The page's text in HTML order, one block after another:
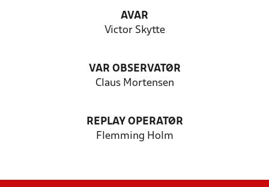
AVAR
Victor Skytte
VAR OBSERVATØR
Claus Mortensen
REPLAY OPERATØR
Flemming Holm